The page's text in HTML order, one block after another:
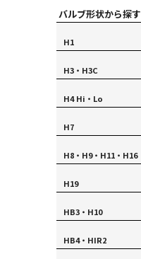
バルブ形状から探す
H1
H3・H3C
H4 Hi・Lo
H7
H8・H9・H11・H16
H19
HB3・H10
HB4・HIR2